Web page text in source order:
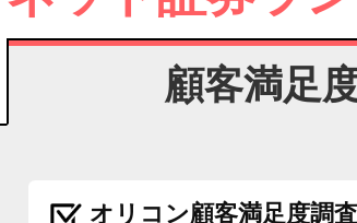
顧客満足
オリコン顧客満足度調